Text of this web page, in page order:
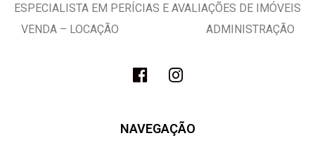
ESPECIALISTA EM PERÍCIAS E AVALIAÇÕES DE IMÓVEIS
VENDA – LOCAÇÃO ADMINISTRAÇÃO
NAVEGAÇÃO